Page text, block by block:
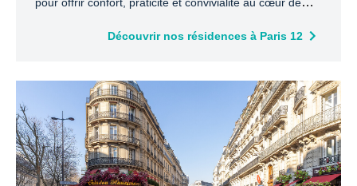
Découvrir nos résidences à Paris 12